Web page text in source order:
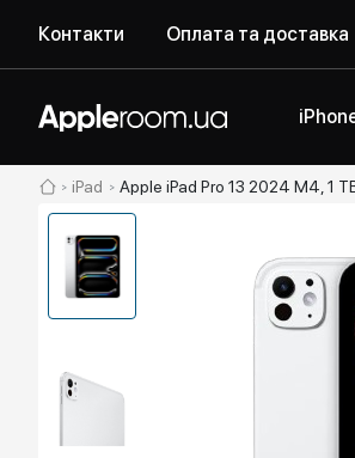
Контакти Оплата та доставка
iPad Apple iPad Pro 13 2024 M4, 1